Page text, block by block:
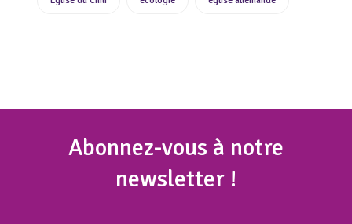
Abonnez-vous à notre
newsletter !